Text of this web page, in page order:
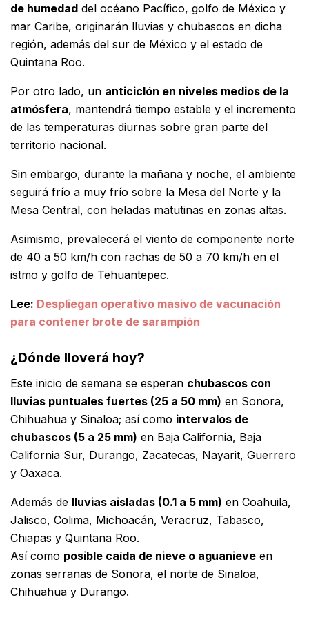
de humedad del océano Pacífico, golfo de México y
mar Caribe, originarán lluvias y chubascos en dicha
región, además del sur de México y el estado de
Quintana Roo.
Por otro lado, un anticiclón en niveles medios de la
atmósfera, mantendrá tiempo estable y el incremento
de las temperaturas diurnas sobre gran parte del
territorio nacional.
Sin embargo, durante la mañana y noche, el ambiente
seguirá frío a muy frío sobre la Mesa del Norte y la
Mesa Central, con heladas matutinas en zonas altas.
Asimismo, prevalecerá el viento de componente norte
de 40 a 50 km/h con rachas de 50 a 70 km/h en el
istmo y golfo de Tehuantepec.
Lee: Despliegan operativo masivo de vacunación
para contener brote de sarampión
¿Dónde lloverá hoy?
Este inicio de semana se esperan chubascos con
lluvias puntuales fuertes (25 a 50 mm) en Sonora,
Chihuahua y Sinaloa; así como intervalos de
chubascos (5 a 25 mm) en Baja California, Baja
California Sur, Durango, Zacatecas, Nayarit, Guerrero
y Oaxaca.
Además de lluvias aisladas (0.1 a 5 mm) en Coahuila,
Jalisco, Colima, Michoacán, Veracruz, Tabasco,
Chiapas y Quintana Roo.
Así como posible caída de nieve o aguanieve en
zonas serranas de Sonora, el norte de Sinaloa,
Chihuahua y Durango.